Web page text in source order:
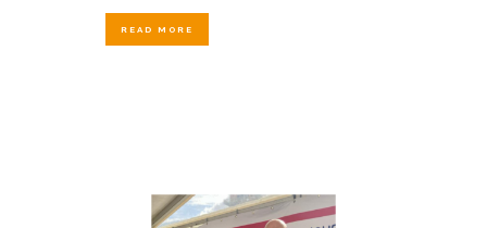
READ MORE